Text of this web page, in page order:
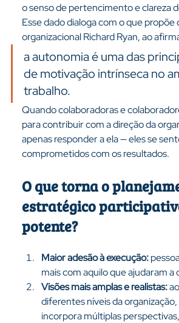
o senso de pertencimento e clareza
Esse dado dialoga com o que propõe
organizacional Richard Ryan, ao
a autonomia é uma das
de motivação intrínseca no
trabalho.
Quando colaboradoras e
para contribuir com a direção da
apenas responder a ela — eles se
comprometidos com os resultados.
O que torna o
estratégico
potente?
Maior adesão à execução:
mais com aquilo que ajudaram a
Visões mais amplas e realistas:
diferentes níveis da
incorpora múltiplas